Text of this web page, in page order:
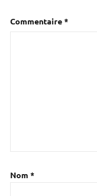
Commentaire*
Nom *